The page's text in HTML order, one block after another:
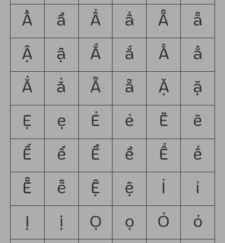
Ầ ầ Ẩ ẩ Ẫ ẫ
Ậ ậ Ắ ắ Ằ ằ
Ẳ ẳ Ẵ ẵ Ặ ặ
Ẹ ẹ Ẻ ẻ Ẽ ẽ
Ế ế Ề ề Ể ể
Ễ ễ Ệ ệ Ỉ ỉ
Ị ị Ọ ọ Ỏ ỏ